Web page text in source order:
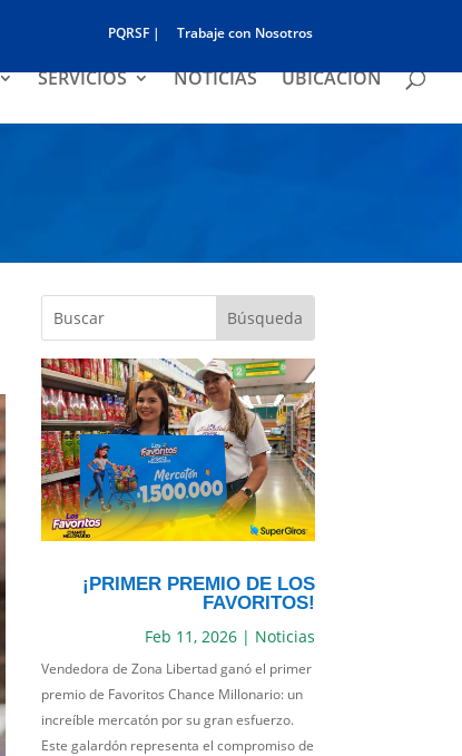
PQRSF | Trabaje con Nosotros
SERVICIOS NOTICIAS UBICACIÓN
¡PRIMER PREMIO DE LOS
FAVORITOS!
Feb 11, 2026| Noticias
Vendedora de Zona Libertad ganó el primer
premio de Favoritos Chance Millonario: un
increíble mercatón por su gran esfuerzo.
Este galardón representa el compromiso de